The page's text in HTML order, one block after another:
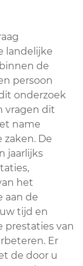
landelijke
de
persoon
onderzoek
vragen dit
name
De
jaarlijks
het
aan de
tijd en
prestaties van
Er
de door u